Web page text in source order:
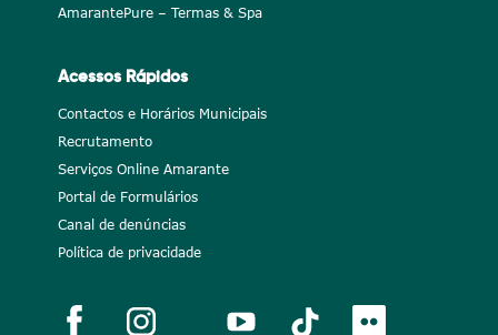
AmarantePure – Termas & Spa
Acessos Rápidos
Contactos e Horários Municipais
Recrutamento
Serviços Online Amarante
Portal de Formulários
Canal de denúncias
Política de privacidade